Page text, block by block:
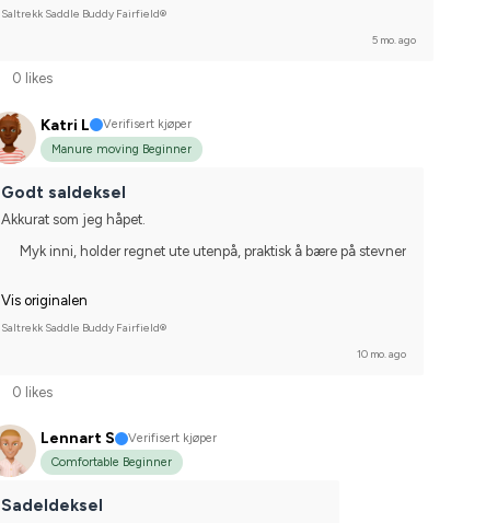
Saltrekk Saddle Buddy Fairfield®
5 mo. ago
0 likes
Katri L
Verifisert kjøper
Manure moving Beginner
Godt saldeksel
Akkurat som jeg håpet.
Myk inni, holder regnet ute utenpå, praktisk å bære på stevner
Vis originalen
Saltrekk Saddle Buddy Fairfield®
10 mo. ago
0 likes
Lennart S
Verifisert kjøper
Comfortable Beginner
Sadeldeksel